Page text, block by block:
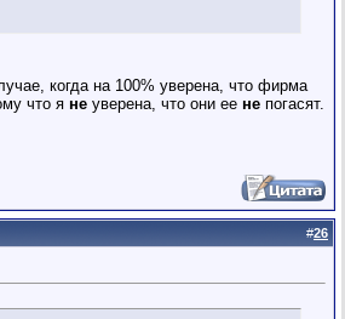
когда на 100% уверена, что фирма
что я не уверена, что они ее не погасят.
#26